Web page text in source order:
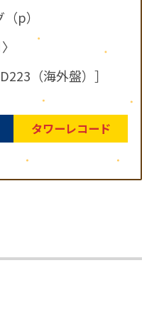
p）
（海外盤）］
タワーレコード